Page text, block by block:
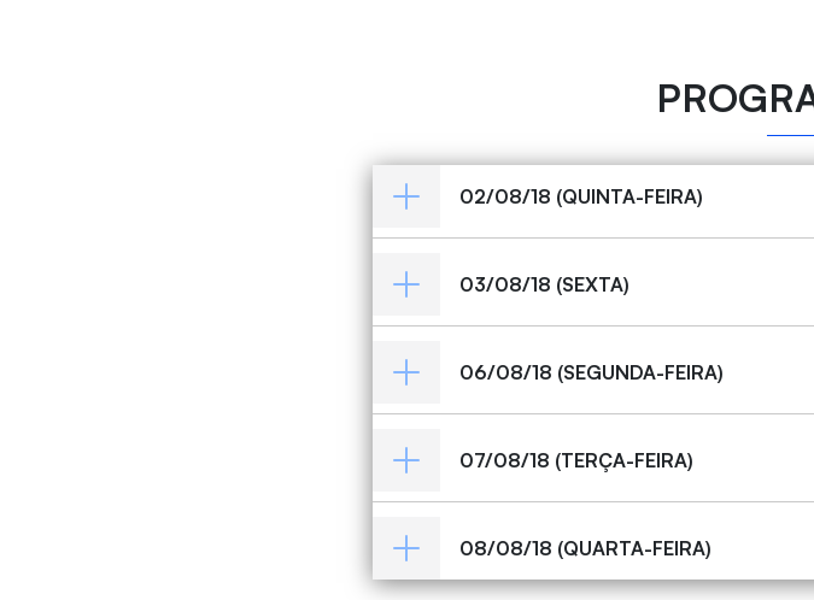
02/08/18 (QUINTA-FEIRA)
03/08/18 (SEXTA)
06/08/18 (SEGUNDA-FEIRA)
07/08/18 (TERÇA-FEIRA)
08/08/18 (QUARTA-FEIRA)